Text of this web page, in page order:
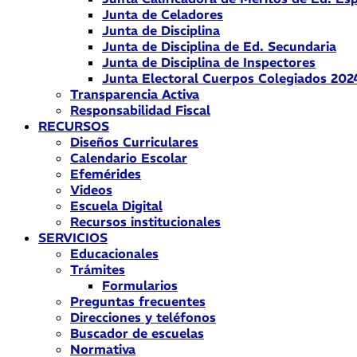
Junta de Celadores
Junta de Disciplina
Junta de Disciplina de Ed. Secundaria
Junta de Disciplina de Inspectores
Junta Electoral Cuerpos Colegiados
Transparencia Activa
Responsabilidad Fiscal
RECURSOS
Diseños Curriculares
Calendario Escolar
Efemérides
Videos
Escuela Digital
Recursos institucionales
SERVICIOS
Educacionales
Trámites
Formularios
Preguntas frecuentes
Direcciones y teléfonos
Buscador de escuelas
Normativa